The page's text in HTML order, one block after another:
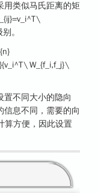
用类似马氏距离的矩
。
W_{f_i,f_j}\
置不同大小的隐向
信息不同，需要的向
算方便，因此设置